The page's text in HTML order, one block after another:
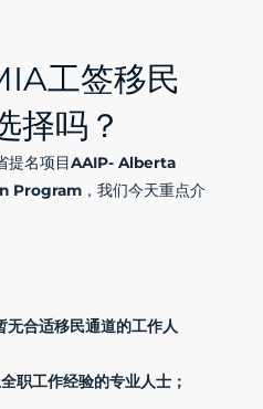
工签移民
择吗？
提名项目AAIP- Alberta
Program ，我们今天重点介
无合适移民通道的工作人
职工作经验的专业人士；